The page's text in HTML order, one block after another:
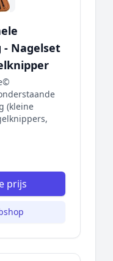
- Nagelset
(kleine
prijs